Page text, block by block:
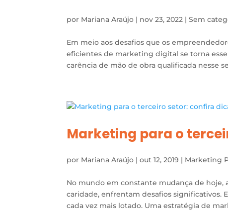
por Mariana Araújo | nov 23, 2022 |Sem
Em meio aos desafios que os
eficientes de marketing digital se torna
carência de mão de obra qualificada nesse
Marketing para o
por Mariana Araújo |out 12, 2019 | Marketing
No mundo em constante mudança de hoje,
caridade, enfrentam desafios significativos.
cada vez mais lotado. Uma estratégia de